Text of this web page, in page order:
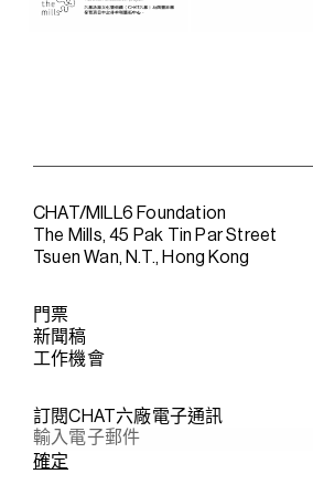
CHAT/MILL6 Foundation
The Mills, 45 Pak Tin Par Street
Tsuen Wan, N.T., Hong Kong
門票
新聞稿
工作機會
訂閱CHAT六廠電子通訊